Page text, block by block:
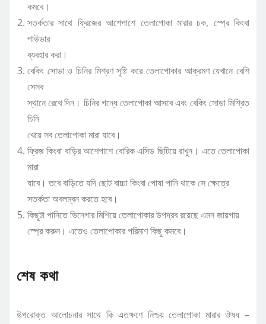
কমবে।
সতর্কতার সাথে ফ্রিজের আশেপাশে তেলাপোকা মারার চক, স্প্রে কিংবা
পাউডার
ব্যবহার করা।
বেকিং সোডা ও চিনির মিশ্রণ সৃষ্টি করে তেলাপোকার আক্রমণ যেখানে বেশি
সেসব
স্থানে রেখে দিন। চিনির গন্ধে তেলাপোকা আসবে এবং বেকিং সোডা মিশ্রিত
চিনি
খেয়ে সব তেলাপোকা মারা যাবে।
ফ্রিজ কিংবা বাড়ির আশেপাশে বোরিক এসিড ছিটিয়ে রাখুন। এতে তেলাপোকা
মারা
যাবে। তবে বাড়িতে যদি ছোট বাচ্চা কিংবা পোষা পানি থাকে সে ক্ষেত্রে
সতর্কতা অবলম্বন করতে হবে।
কিছুটা পানিতে ভিনেগার মিশিয়ে তেলাপোকার উপদ্রব রয়েছে এমন জায়গায়
স্প্রে করুন। এতেও তেলাপোকার পরিমাণ কিছু কমবে।
শেষ কথা
উপরোক্ত আলোচনার সাথে কি এতক্ষণে নিশ্চয় তেলাপোকা মারার ঔষধ –